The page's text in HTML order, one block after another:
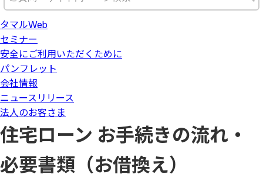
タマルWeb
セミナー
安全にご利用いただくために
パンフレット
会社情報
ニュースリリース
法人のお客さま
住宅ローン お手続きの流れ・
必要書類（お借換え）